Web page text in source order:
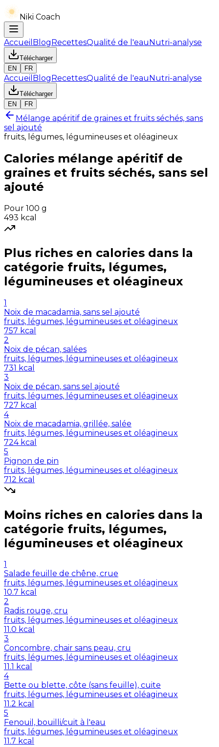
Niki Coach
Accueil BlogRecettesQualité de l'eauNutri-analyse
Télécharger
EN
FR
Accueil BlogRecettesQualité de l'eauNutri-analyse
Télécharger
EN
FR
Mélange apéritif de graines et fruits séchés, sans
sel ajouté
fruits, légumes, légumineuses et oléagineux
Calories mélange apéritif de
graines et fruits séchés, sans sel
ajouté
Pour 100 g
493 kcal
Plus riches en calories dans la
catégorie fruits, légumes,
légumineuses et oléagineux
1
Noix de macadamia, sans sel ajouté
fruits, légumes, légumineuses et oléagineux
757 kcal
2
Noix de pécan, salées
fruits, légumes, légumineuses et oléagineux
731 kcal
3
Noix de pécan, sans sel ajouté
fruits, légumes, légumineuses et oléagineux
727 kcal
4
Noix de macadamia, grillée, salée
fruits, légumes, légumineuses et oléagineux
724 kcal
5
Pignon de pin
fruits, légumes, légumineuses et oléagineux
712 kcal
Moins riches en calories dans la
catégorie fruits, légumes,
légumineuses et oléagineux
1
Salade feuille de chêne, crue
fruits, légumes, légumineuses et oléagineux
10.7 kcal
2
Radis rouge, cru
fruits, légumes, légumineuses et oléagineux
11.0 kcal
3
Concombre, chair sans peau, cru
fruits, légumes, légumineuses et oléagineux
11.1 kcal
4
Bette ou blette, côte (sans feuille), cuite
fruits, légumes, légumineuses et oléagineux
11.2 kcal
5
Fenouil, bouilli/cuit à l'eau
fruits, légumes, légumineuses et oléagineux
11.7 kcal